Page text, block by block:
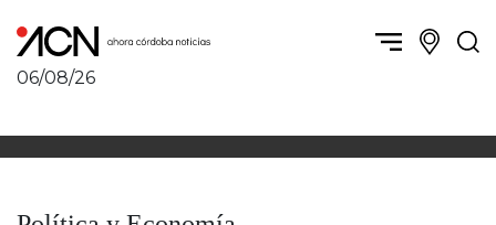
06/08/26
Política y Economía
Córdoba obrera
Córdoba, la ciudad